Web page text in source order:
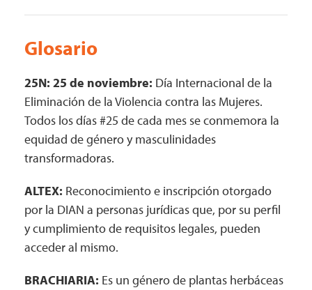
Glosario
25N: 25 de noviembre: Día Internacional de la
Eliminación de la Violencia contra las Mujeres.
Todos los días #25 de cada mes se conmemora la
equidad de género y masculinidades
transformadoras.
ALTEX: Reconocimiento e inscripción otorgado
por la DIAN a personas jurídicas que, por su perfil
y cumplimiento de requisitos legales, pueden
acceder al mismo.
BRACHIARIA: Es un género de plantas herbáceas